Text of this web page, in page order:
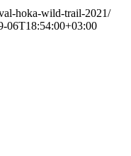
hoka-wild-trail-2021/
06T18:54:00+03:00